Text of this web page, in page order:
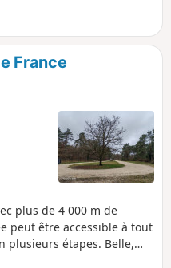
le reste a la
dont certaines parties
avec des pins, des
Cette randonnée
car elle passe non loin
et Maisse.
France
plus de 4 000 m de
peut être accessible à tout
plusieurs étapes. Belle,